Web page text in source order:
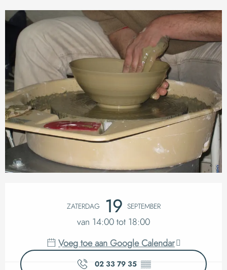
Openingstijden en
ZATERDAG 19 SEPTEMBER
van 14:00 tot 18:00
Voeg toe aan Google Calendar
02 33 79 35 ▒▒